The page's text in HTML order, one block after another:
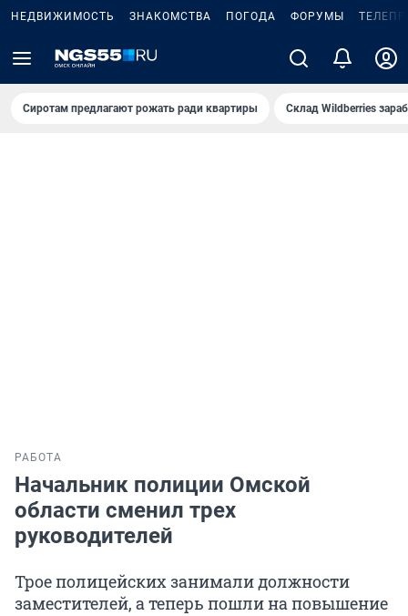
НЕДВИЖИМОСТЬ ЗНАКОМСТВА ПОГОДА ФОРУМЫ
Сиротам предлагают рожать ради квартиры Склад Wildberries
РАБОТА
Начальник полиции Омской
области сменил трех
руководителей
Трое полицейских занимали должности
заместителей, а теперь пошли на повышение